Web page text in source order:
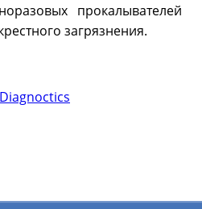
прокалывателей
загрязнения.